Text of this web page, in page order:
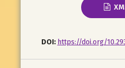
DOI: https://doi.org/